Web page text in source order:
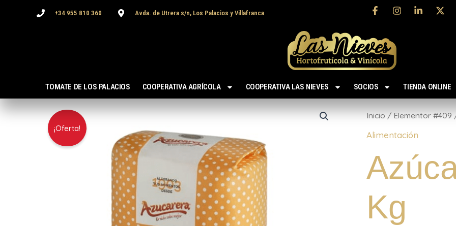
+34 955 810 360 Avda. de Utrera s/n, Los Palacios y Villafranca
TOMATE DE LOS PALACIOS COOPERATIVA AGRÍCOLA COOPERATIVA LAS NIEVES SOCIOS TIENDA ONLINE
¡Oferta!
Inicio / Elementor #409
Alimentación
Kg
Blanquita
Kg